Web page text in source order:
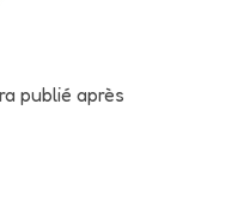
publié après